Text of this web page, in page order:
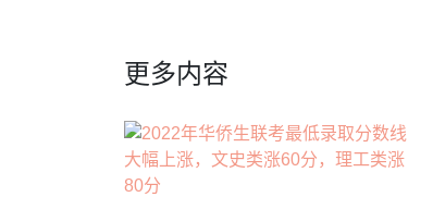
更多内容